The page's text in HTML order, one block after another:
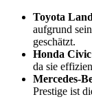
Toyota
aufgrund
geschätzt.
Honda
da sie
Mercedes-
Prestige ist